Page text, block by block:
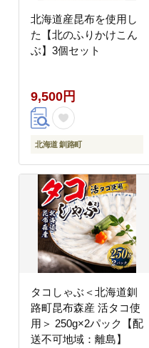
北海道産昆布を使用し
た【北のふりかけこん
ぶ】3個セット
9,500円
北海道 釧路町
タコしゃぶ＜北海道釧
路町昆布森産 活タコ使
用＞ 250g×2パック【配
送不可地域：離島】